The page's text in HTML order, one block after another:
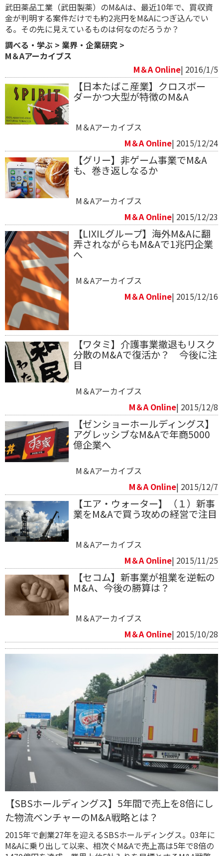
武田薬品工業（武田製薬）のM&Aは、最近10年で、買収資
金が判明する案件だけでも約2兆円をM&Aにつぎ込んでい
る。その先に見えているものは何なのだろうか？
調べる・学ぶ > 業界・企業研究 >
M＆Aアーカイブス
M＆A Online| 2016/1/5
【日本たばこ産業】クロスボー
ダーかつ大型が特徴のM&A
M＆Aアーカイブス
M＆A Online| 2015/12/24
【グリー】非ゲーム事業でM&A
も、巻き返しなるか
M＆Aアーカイブス
M＆A Online| 2015/12/23
【LIXILグループ】海外M&Aに翻
弄されながらもM&Aで1兆円企業
へ
M＆Aアーカイブス
M＆A Online| 2015/12/16
【ワタミ】介護事業撤退もリスク
分散のM&Aで復活か？ 今後に注
目
M＆Aアーカイブス
M＆A Online| 2015/12/8
【ゼンショーホールディングス】
アグレッシブなM&Aで年商5000
億企業へ
M＆Aアーカイブス
M＆A Online| 2015/12/7
【エア・ウォーター】（１）新事
業をM&Aで買う攻めの経営で注目
M＆Aアーカイブス
M＆A Online| 2015/11/25
【セコム】新事業が祖業を逆転の
M&A、今後の勝算は？
M＆Aアーカイブス
M＆A Online| 2015/10/28
【SBSホールディングス】5年間で売上を8倍にし
た物流ベンチャーのM&A戦略とは？
2015年で創業27年を迎えるSBSホールディングス。03年に
M&Aに乗り出して以来、相次ぐM&Aで売上高は5年で8倍の